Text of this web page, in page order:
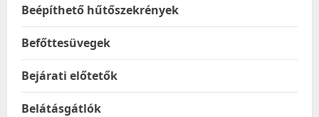
Beépíthető hűtőszekrények
Befőttesüvegek
Bejárati előtetők
Belátásgátlók